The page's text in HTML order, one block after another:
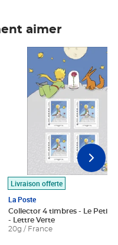
aimer
Livraison offerte
La Poste
Collector 4 timbres - Le Petit
- Lettre Verte
20g / France
Prix 7,50€